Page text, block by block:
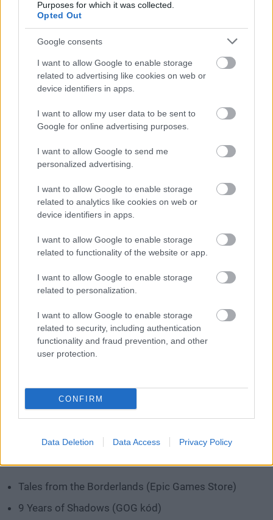
Purposes for which it was collected.
Opted Out
Google consents
I want to allow Google to enable storage
related to advertising like cookies on web or
device identifiers in apps.
I want to allow my user data to be sent to
Google for online advertising purposes.
I want to allow Google to send me
personalized advertising.
I want to allow Google to enable storage
related to analytics like cookies on web or
device identifiers in apps.
I want to allow Google to enable storage
related to functionality of the website or app.
I want to allow Google to enable storage
related to personalization.
I want to allow Google to enable storage
related to security, including authentication
functionality and fraud prevention, and other
user protection.
CONFIRM
Data Deletion Data Access Privacy Policy
Az Amazon persze nagyon nem szeretné, hogy hirtelen
tömegeket veszítsen az áremelés után, így egy rakat
játékkal próbál megtartani mindenkit. A szeptemberi
hetek során rengeteg címet zsebelhetünk majd be az
előfizetésünkért cserébe.
Ezek listáját itt láthatjátok:
Elérhető most
Middle-earth: Shadow of Mordor Game of the Year
Edition (GOG kód)
LEGO The Lord of the Rings (GOG kód)
Borderlands 2 (Epic Games Store)
Shadow of the Tomb Raider: Definitive Edition (Epic
Games Store)
GreedFall: Gold Edition (GOG kód)
Whispered Secrets: Everburning Candle Collector's
Edition (Amazon Games App)
Minabo - A Walk through Life (Amazon Games App)
LEGO Indiana Jones: The Original Adventures
(Amazon Games App)
Borderlands: The Pre-Sequel (Epic Games Store)
Tales from the Borderlands (Epic Games Store)
9 Years of Shadows (GOG kód)